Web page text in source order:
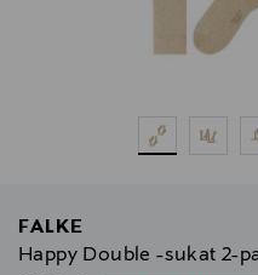
FALKE
Happy Double -sukat 2-